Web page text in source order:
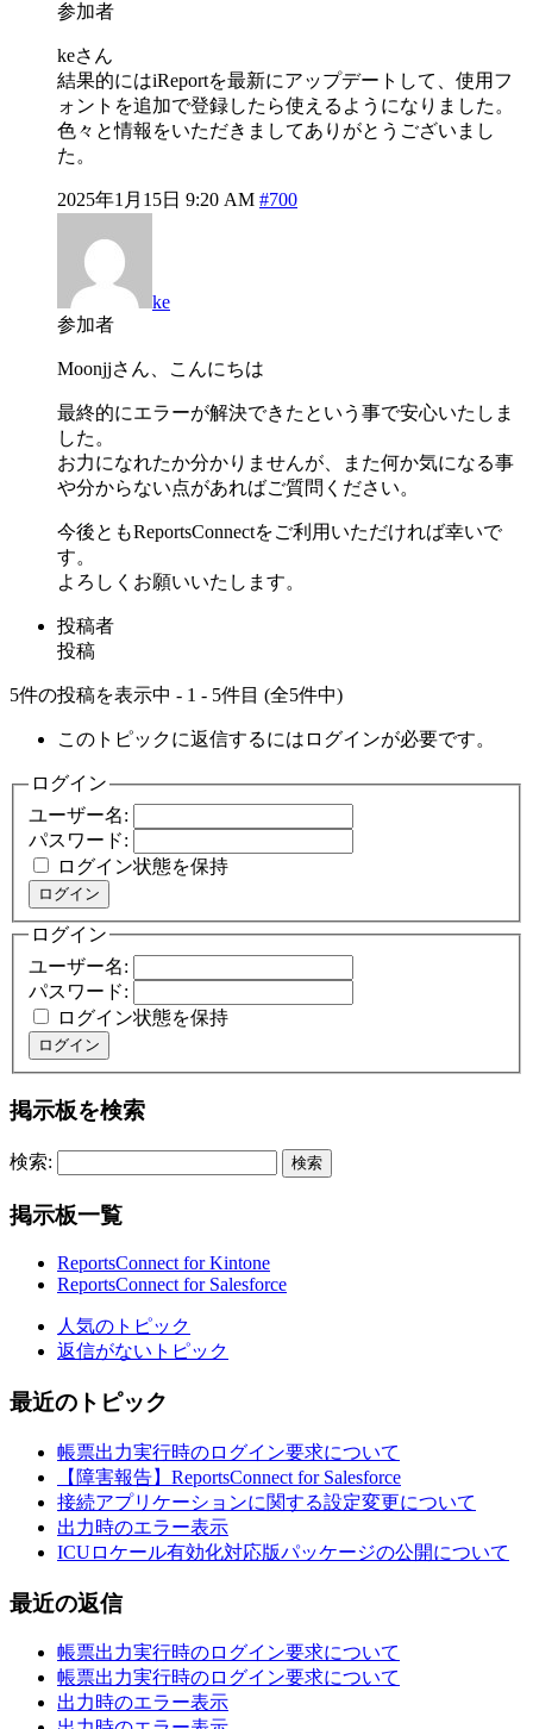
参加者
keさん
結果的にはiReportを最新にアップデートして、使用フ
ォントを追加で登録したら使えるようになりました。
色々と情報をいただきましてありがとうございまし
た。
2025年1月15日 9:20 AM #700
ke
参加者
Moonjjさん、こんにちは
最終的にエラーが解決できたという事で安心いたしま
した。
お力になれたか分かりませんが、また何か気になる事
や分からない点があればご質問ください。
今後ともReportsConnectをご利用いただければ幸いで
す。
よろしくお願いいたします。
投稿者
投稿
5件の投稿を表示中 - 1 - 5件目 (全5件中)
このトピックに返信するにはログインが必要です。
ログイン
ユーザー名:
パスワード:
ログイン状態を保持
ログイン
ログイン
ユーザー名:
パスワード:
ログイン状態を保持
ログイン
掲示板を検索
検索:
掲示板一覧
ReportsConnect for Kintone
ReportsConnect for Salesforce
人気のトピック
返信がないトピック
最近のトピック
帳票出力実行時のログイン要求について
【障害報告】ReportsConnect for Salesforce
接続アプリケーションに関する設定変更について
出力時のエラー表示
ICUロケール有効化対応版パッケージの公開について
最近の返信
帳票出力実行時のログイン要求について
帳票出力実行時のログイン要求について
出力時のエラー表示